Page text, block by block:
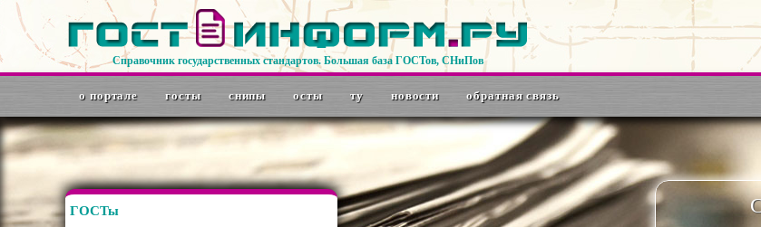
Справочник государственных стандартов. Большая база ГОСТов, СНиПов
о портале госты снипы осты ту новости обратная связь
ГОСТы